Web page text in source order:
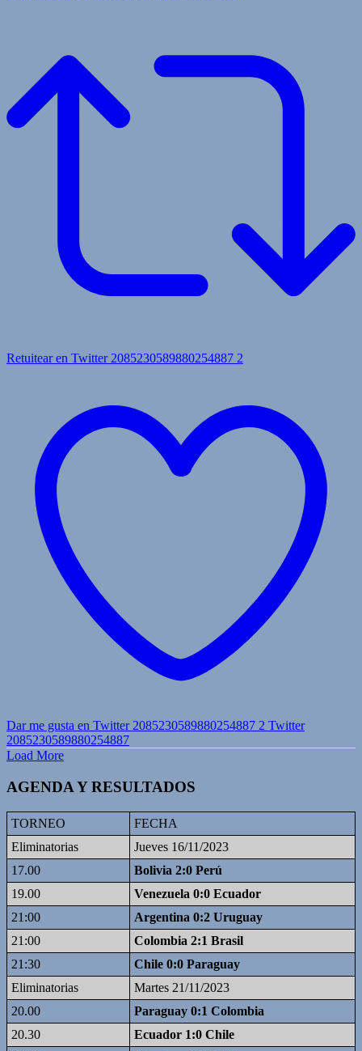
Retuitear en Twitter 2085230589880254887 2
Dar me gusta en Twitter 2085230589880254887 2 Twitter
2085230589880254887
Load More
AGENDA Y RESULTADOS
TORNEO
FECHA
Eliminatorias
Jueves 16/11/2023
17.00
Bolivia 2:0 Perú
19.00
Venezuela 0:0 Ecuador
21:00
Argentina 0:2 Uruguay
21:00
Colombia 2:1 Brasil
21:30
Chile 0:0 Paraguay
Eliminatorias
Martes 21/11/2023
20.00
Paraguay 0:1 Colombia
20.30
Ecuador 1:0 Chile